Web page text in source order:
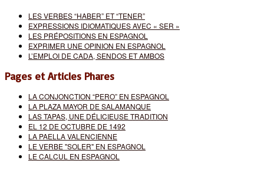
LES VERBES “HABER” ET “TENER”
EXPRESSIONS IDIOMATIQUES AVEC « SER »
LES PRÉPOSITIONS EN ESPAGNOL
EXPRIMER UNE OPINION EN ESPAGNOL
L’EMPLOI DE CADA, SENDOS ET AMBOS
Pages et Articles Phares
LA CONJONCTION “PERO” EN ESPAGNOL
LA PLAZA MAYOR DE SALAMANQUE
LAS TAPAS, UNE DÉLICIEUSE TRADITION
EL 12 DE OCTUBRE DE 1492
LA PAELLA VALENCIENNE
LE VERBE "SOLER" EN ESPAGNOL
LE CALCUL EN ESPAGNOL